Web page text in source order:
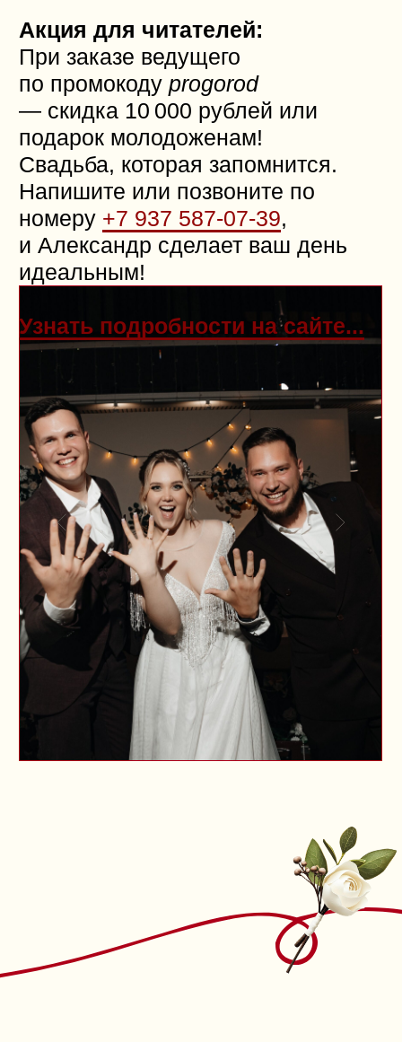
и дорогих вам людей
LAV БУКЕТ— красота, которая
выражает ваши чувства.
и обслужившая 500 довольных
клиентов. Среди крупных
заказов — корпоратив для 200
Кейтеринг